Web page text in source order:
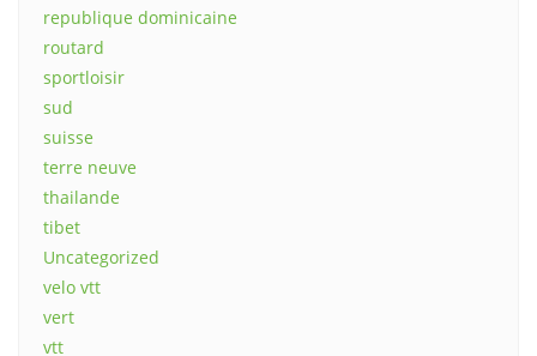
republique dominicaine
routard
sportloisir
sud
suisse
terre neuve
thailande
tibet
Uncategorized
velo vtt
vert
vtt